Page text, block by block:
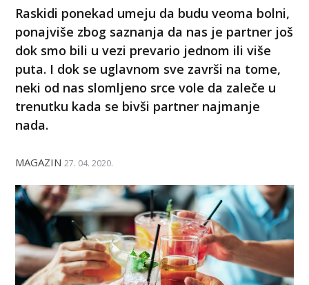
Raskidi ponekad umeju da budu veoma bolni,
ponajviše zbog saznanja da nas je partner još
dok smo bili u vezi prevario jednom ili više
puta. I dok se uglavnom sve završi na tome,
neki od nas slomljeno srce vole da zaleče u
trenutku kada se bivši partner najmanje
nada.
MAGAZIN 27. 04. 2020.